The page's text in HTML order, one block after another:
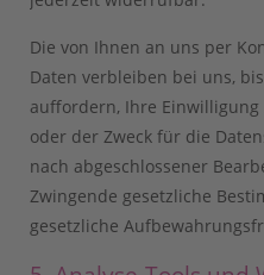
Die von Ihnen an uns per
Daten verbleiben bei uns,
auffordern, Ihre
oder der Zweck für die
nach abgeschlossener
Zwingende gesetzliche
gesetzliche